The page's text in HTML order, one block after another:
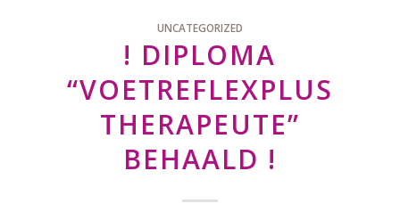
UNCATEGORIZED
! DIPLOMA
“VOETREFLEXPLUS
THERAPEUTE”
BEHAALD !